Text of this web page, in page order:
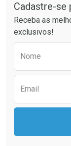
Laboratório
Por Menos
Cadastre-se
Receba as
exclusivos!
Nome
Email